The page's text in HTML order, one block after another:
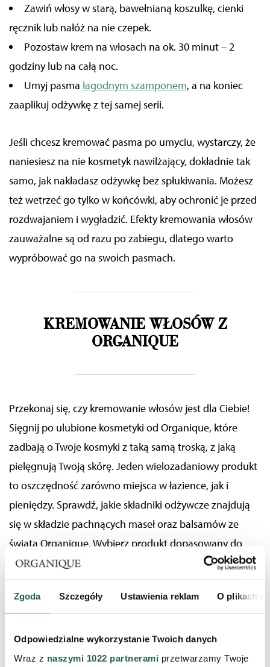
Zgoda Szczegóły Ustawienia reklam O plikach
Odpowiedzialne wykorzystanie Twoich danych
Wraz z naszymi 1022 partnerami przetwarzamy Twoje
Zawiń włosy w starą, bawełnianą koszulkę, cienki
ręcznik lub nałóż na nie czepek.
Pozostaw krem na włosach na ok. 30 minut – 2
godziny lub na całą noc.
Umyj pasma łagodnym szamponem, a na koniec
zaaplikuj odżywkę z tej samej serii.
Jeśli chcesz kremować pasma po umyciu, wystarczy, że
naniesiesz na nie kosmetyk nawilżający, dokładnie tak
samo, jak nakładasz odżywkę bez spłukiwania. Możesz
też wetrzeć go tylko w końcówki, aby ochronić je przed
rozdwajaniem i wygładzić. Efekty kremowania włosów
zauważalne są od razu po zabiegu, dlatego warto
wypróbować go na swoich pasmach.
KREMOWANIE WŁOSÓW Z
ORGANIQUE
Przekonaj się, czy kremowanie włosów jest dla Ciebie!
Sięgnij po ulubione kosmetyki od Organique, które
zadbają o Twoje kosmyki z taką samą troską, z jaką
pielęgnują Twoją skórę. Jeden wielozadaniowy produkt
to oszczędność zarówno miejsca w łazience, jak i
pieniędzy. Sprawdź, jakie składniki odżywcze znajdują
się w składzie pachnących maseł oraz balsamów ze
świata Organique. Wybierz produkt dopasowany do
potrzeb Twoich włosów!
KOJĄCE MASŁO DO CIAŁA Z KOZIM
MLEKIEM – MOC PROTEIN, KTÓRE